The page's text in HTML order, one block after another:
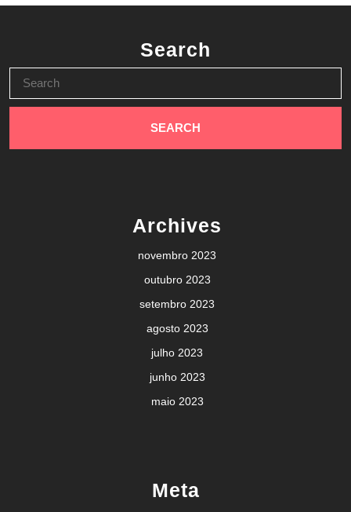
Search
for:
Archives
novembro 2023
outubro 2023
setembro 2023
agosto 2023
julho 2023
junho 2023
maio 2023
Meta